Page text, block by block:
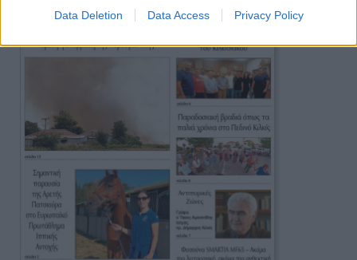
Data Deletion Data Access Privacy Policy